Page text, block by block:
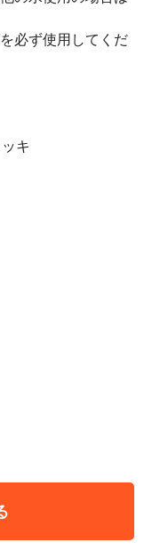
必ず使用してくだ
キ